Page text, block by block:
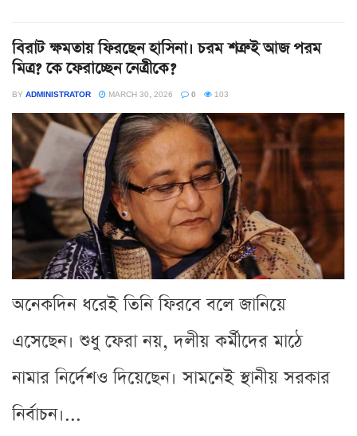
বিরাট ক্ষমতায় ফিরছেন হাসিনা। চরম শত্রুই আজ পরম
মিত্র? কে ফেরাচ্ছেন নেত্রীকে?
BY ADMINISTRATOR MARCH 30, 2026 0 103
অনেকদিন ধরেই তিনি ফিরবে বলে জানিয়ে
এসেছেন। শুধু ফেরা নয়, দলীয় কর্মীদের মাঠে
নামার নির্দেশও দিয়েছেন। সামনেই স্থানীয় সরকার
নির্বাচন।...